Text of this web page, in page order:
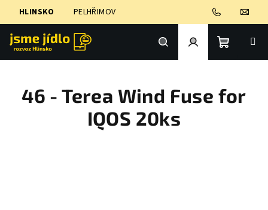
HLINSKO PELHŘIMOV
Hledat PřihlášeníNákupní
košík
46 - Terea Wind Fuse for
IQOS 20ks